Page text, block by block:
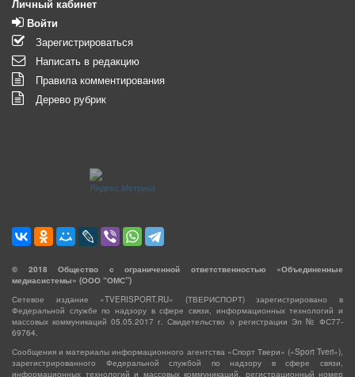
Личный кабинет
Войти
Зарегистрироваться
Написать в редакцию
Правила комментирования
Дерево рубрик
© 2018 Общество с ограниченной ответственностью «Объединенные
медиасистемы» (ООО “ОМС”)
Сетевое издание «TVERISPORT.RU» (ТВЕРИСПОРТ) зарегистрировано в
Федеральной службе по надзору в сфере связи, информационных технологий и
массовых коммуникаций 05.05.2017 г. Свидетельство о регистрации Эл № ФС77-
69764.
Сообщения и материалы информационного агентства «Спорт Твери» («Sport Tveri»),
зарегистрированного Федеральной службой по надзору в сфере связи,
информационных технологий и массовых коммуникаций, регистрационный номер